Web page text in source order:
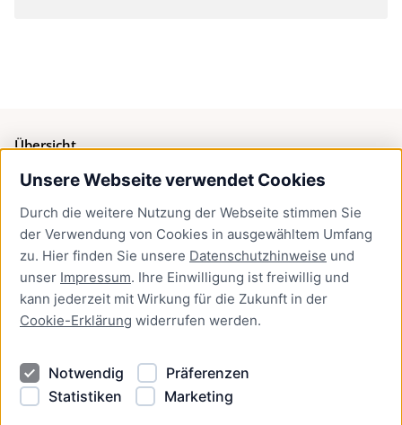
Unsere Webseite verwendet Cookies
Durch die weitere Nutzung der Webseite stimmen Sie
der Verwendung von Cookies in ausgewähltem Umfang
zu. Hier finden Sie unsere Datenschutzhinweise und
unser Impressum. Ihre Einwilligung ist freiwillig und
kann jederzeit mit Wirkung für die Zukunft in der
Cookie-Erklärung widerrufen werden.
Notwendig
Präferenzen
Statistiken
Marketing
Übersicht
Bürgerservice
Presse
Newsletter Lübeck:kompakt
Kontakt
Kontakt
Datenschutzhinweise
Barrierefreiheit